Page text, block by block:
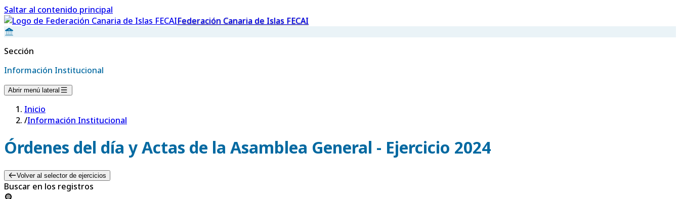
Saltar al contenido principal
Federación Canaria de Islas FECAI
Sección
Información Institucional
Abrir menú lateral
Inicio
/Información Institucional
Órdenes del día y Actas de la Asamblea General - Ejercicio 2024
Volver al selector de ejercicios
Buscar en los registros